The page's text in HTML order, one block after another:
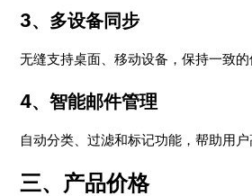
3、多设备同步
无缝支持桌面、移动设备，保持一致的
4、智能邮件管理
自动分类、过滤和标记功能，帮助用户
三、产品价格